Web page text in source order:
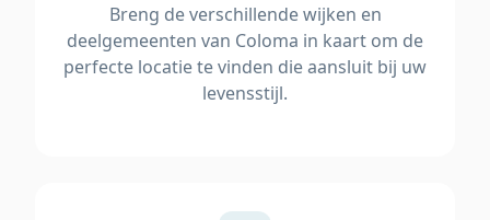
Breng de verschillende wijken en
deelgemeenten van Coloma in kaart om de
perfecte locatie te vinden die aansluit bij uw
levensstijl.